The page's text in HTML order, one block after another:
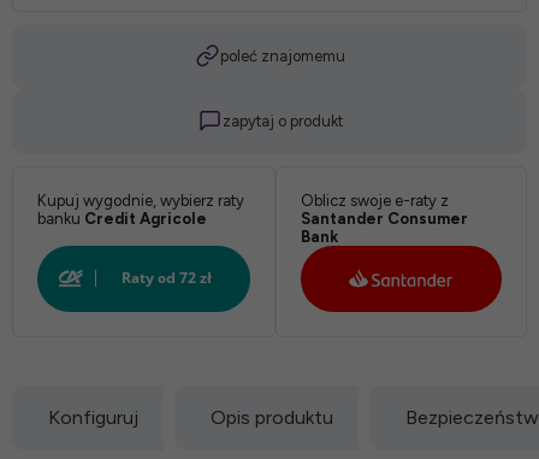
poleć znajomemu
zapytaj o produkt
Kupuj wygodnie, wybierz raty
banku Credit Agricole
Oblicz swoje e-raty z
Santander Consumer
Bank
Konfiguruj Opis produktu